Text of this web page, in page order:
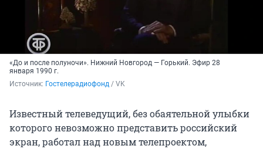
«До и после полуночи». Нижний Новгород — Горький. Эфир 28
января 1990 г.
Источник: Гостелерадиофонд / VK
Известный телеведущий, без обаятельной улыбки
которого невозможно представить российский
экран, работал над новым телепроектом,